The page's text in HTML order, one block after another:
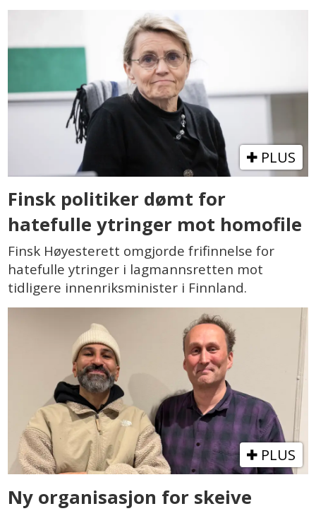
PLUS
Finsk politiker dømt for
hatefulle ytringer mot homofile
Finsk Høyesterett omgjorde frifinnelse for
hatefulle ytringer i lagmannsretten mot
tidligere innenriksminister i Finnland.
PLUS
Ny organisasjon for skeive